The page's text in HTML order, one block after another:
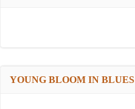
YOUNG BLOOM IN BLUES